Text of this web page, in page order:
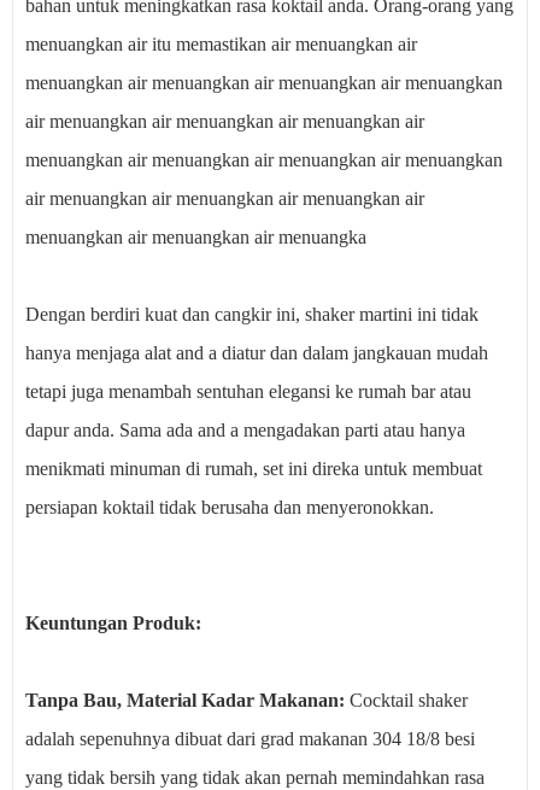
bahan untuk meningkatkan rasa koktail anda. Orang-orang yang
menuangkan air itu memastikan air menuangkan air
menuangkan air menuangkan air menuangkan air menuangkan
air menuangkan air menuangkan air menuangkan air
menuangkan air menuangkan air menuangkan air menuangkan
air menuangkan air menuangkan air menuangkan air
menuangkan air menuangkan air menuangka
Dengan berdiri kuat dan cangkir ini, shaker martini ini tidak
hanya menjaga alat and a diatur dan dalam jangkauan mudah
tetapi juga menambah sentuhan elegansi ke rumah bar atau
dapur anda. Sama ada and a mengadakan parti atau hanya
menikmati minuman di rumah, set ini direka untuk membuat
persiapan koktail tidak berusaha dan menyeronokkan.
Keuntungan Produk:
Tanpa Bau, Material Kadar Makanan: Cocktail shaker
adalah sepenuhnya dibuat dari grad makanan 304 18/8 besi
yang tidak bersih yang tidak akan pernah memindahkan rasa